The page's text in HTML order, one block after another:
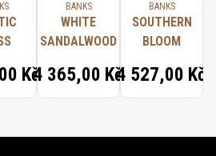
Kč
BANKS
WHITE
SANDALWOOD
4 365,00 Kč
BANKS
SOUTHERN
BLOOM
4 527,00 Kč